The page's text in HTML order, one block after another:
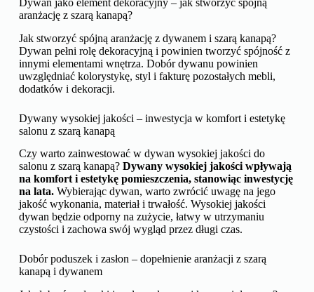
aranżację z szarą kanapą?
Jak stworzyć spójną aranżację z dywanem i szarą kanapą?
Dywan pełni rolę dekoracyjną i powinien tworzyć spójność z
innymi elementami wnętrza. Dobór dywanu powinien
uwzględniać kolorystykę, styl i fakturę pozostałych mebli,
dodatków i dekoracji.
Dywany wysokiej jakości – inwestycja w komfort i estetykę
salonu z szarą kanapą
Czy warto zainwestować w dywan wysokiej jakości do
salonu z szarą kanapą? Dywany wysokiej jakości wpływają
na komfort i estetykę pomieszczenia, stanowiąc inwestycję
na lata.Wybierając dywan, warto zwrócić uwagę na jego
jakość wykonania, materiał i trwałość. Wysokiej jakości
dywan będzie odporny na zużycie, łatwy w utrzymaniu
czystości i zachowa swój wygląd przez długi czas.
Dobór poduszek i zasłon – dopełnienie aranżacji z szarą
kanapą i dywanem